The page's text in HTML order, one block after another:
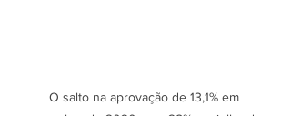
O salto na aprovação de 13,1% em